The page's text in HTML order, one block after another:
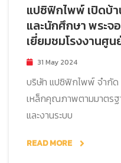
แปซิฟิกไพพ์ เปิดบ้
และนักศึกษา พระจ
เยี่ยมชมโรงงานศู
31 May 2024
บริษัท แปซิฟิกไพพ์ จำกัด
เหล็กคุณภาพตามมาตรฐ
และงานระบบ
READ MORE